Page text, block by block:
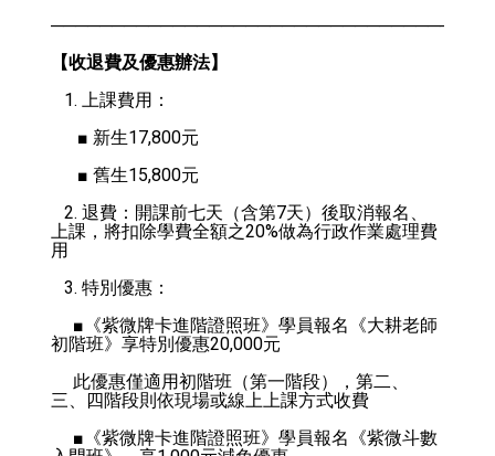
【收退費及優惠辦法】
   1. 上課費用：
      ■ 新生17,800元
      ■ 舊生15,800元
   2. 退費：開課前七天（含第7天）後取消報名、
上課，將扣除學費全額之20%做為行政作業處理費
用
   3. 特別優惠：
初階班》享特別優惠20,000元
此優惠僅適用初階班（第一階段），第二、
三、四階段則依現場或線上上課方式收費